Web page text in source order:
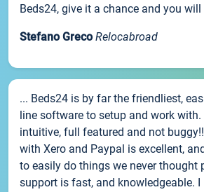
Beds24, give it a chance and you will
Stefano Greco Relocabroad
... Beds24 is by far the friendliest,
line software to setup and work
intuitive, full featured and not
with Xero and Paypal is excellent,
to easily do things we never thought
support is fast, and knowledgeable. I